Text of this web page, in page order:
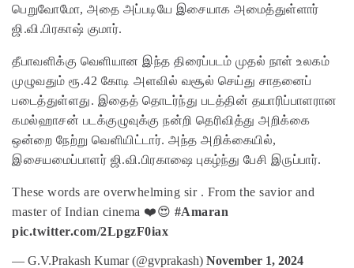
பெறுவோமோ, அதை அப்படியே இசையாக அமைத்துள்ளார்
ஜி.வி.பிரகாஷ் குமார்.
தீபாவளிக்கு வெளியான இந்த திரைப்படம் முதல் நாள் உலகம்
முழுவதும் ரூ.42 கோடி அளவில் வசூல் செய்து சாதனைப்
படைத்துள்ளது. இதைத் தொடர்ந்து படத்தின் தயாரிப்பாளரான
கமல்ஹாசன் படக்குழுவுக்கு நன்றி தெரிவித்து அறிக்கை
ஒன்றை நேற்று வெளியிட்டார். அந்த அறிக்கையில்,
இசையமைப்பாளர் ஜி.வி.பிரகாஷை புகழ்ந்து பேசி இருப்பார்.
These words are overwhelming sir . From the savior and
master of Indian cinema ❤️😍 #Amaran
pic.twitter.com/2LpgzF0iax
— G.V.Prakash Kumar (@gvprakash) November 1, 2024